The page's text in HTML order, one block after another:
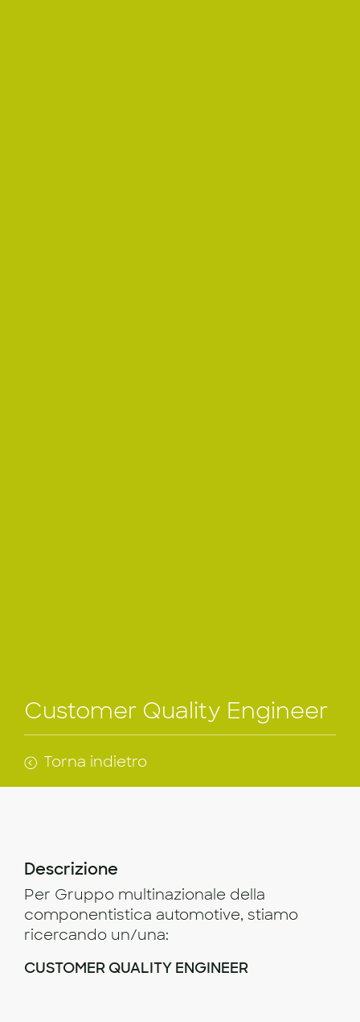
Customer Quality Engineer
Torna indietro
Descrizione
Per Gruppo multinazionale della
componentistica automotive, stiamo
ricercando un/una:
CUSTOMER QUALITY ENGINEER